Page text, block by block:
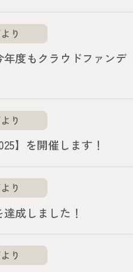
り
年度もクラウドファンデ
り
】を開催します！
り
成しました！
り